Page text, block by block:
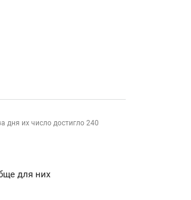
дня их число достигло 240
для них